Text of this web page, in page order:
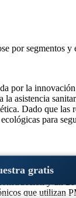
gratis
por segmentos
la
asistencia
Dado que las
para
de dólares
y un
que utilizan